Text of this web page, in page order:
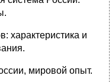
характеристика и
мировой опыт.